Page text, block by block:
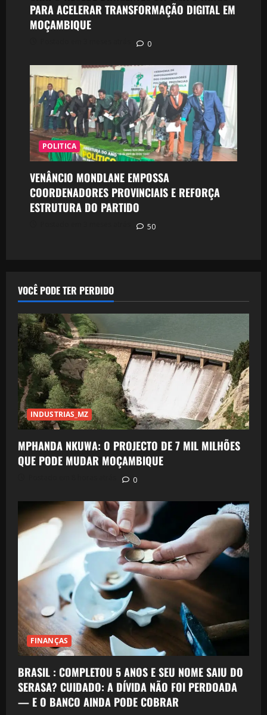
PARA ACELERAR TRANSFORMAÇÃO DIGITAL EM
MOÇAMBIQUE
0
POLITICA
VENÂNCIO MONDLANE EMPOSSA
COORDENADORES PROVINCIAIS E REFORÇA
ESTRUTURA DO PARTIDO
50
VOCÊ PODE TER PERDIDO
INDUSTRIAS_MZ
MPHANDA NKUWA: O PROJECTO DE 7 MIL MILHÕES
QUE PODE MUDAR MOÇAMBIQUE
0
FINANÇAS
BRASIL : COMPLETOU 5 ANOS E SEU NOME SAIU DO
SERASA? CUIDADO: A DÍVIDA NÃO FOI PERDOADA
— E O BANCO AINDA PODE COBRAR